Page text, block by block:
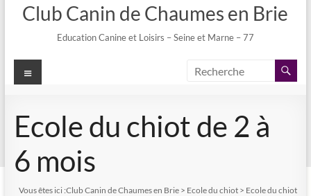
Club Canin de Chaumes en Brie
Education Canine et Loisirs – Seine et Marne – 77
Menu
Ecole du chiot de 2 à
6 mois
Vous êtes ici :Club Canin de Chaumes en Brie > Ecole du chiot > Ecole du chiot